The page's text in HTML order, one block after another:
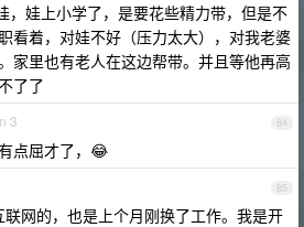
，娃上小学了，是要花些精力带，但是不
看着，对娃不好（压力太大），对我老婆
家里也有老人在这边帮带。并且等他再高
了了
84
3
点屈才了，😂
85
联网的，也是上个月刚换了工作。我是开